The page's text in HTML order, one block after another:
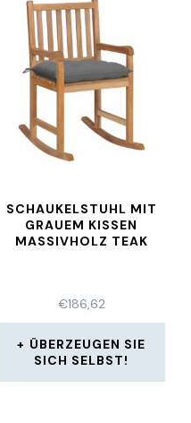
SCHAUKELSTUHL MIT
GRAUEM KISSEN
MASSIVHOLZ TEAK
€186,62
ÜBERZEUGEN SIE
SICH SELBST!